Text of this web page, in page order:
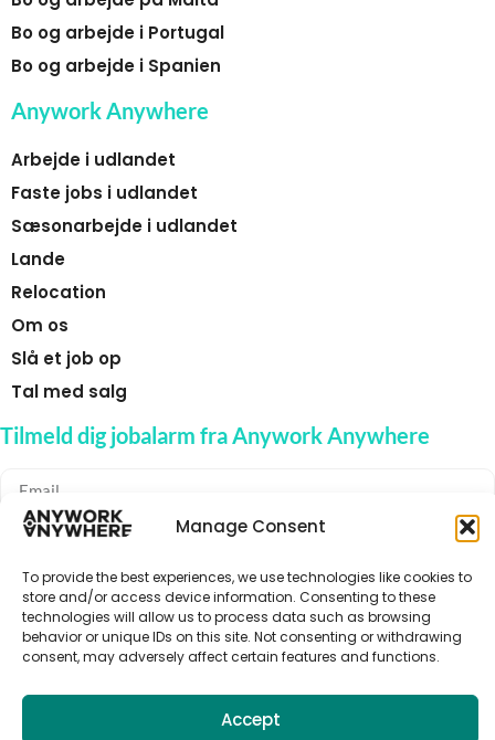
Manage Consent
To provide the best experiences, we use technologies like cookies to
store and/or access device information. Consenting to these
technologies will allow us to process data such as browsing
behavior or unique IDs on this site. Not consenting or withdrawing
consent, may adversely affect certain features and functions.
Accept
Bo og arbejde i Portugal
Bo og arbejde i Spanien
Anywork Anywhere
Arbejde i udlandet
Faste jobs i udlandet
Sæsonarbejde i udlandet
Lande
Relocation
Om os
Slå et job op
Tal med salg
Tilmeld dig jobalarm fra Anywork Anywhere